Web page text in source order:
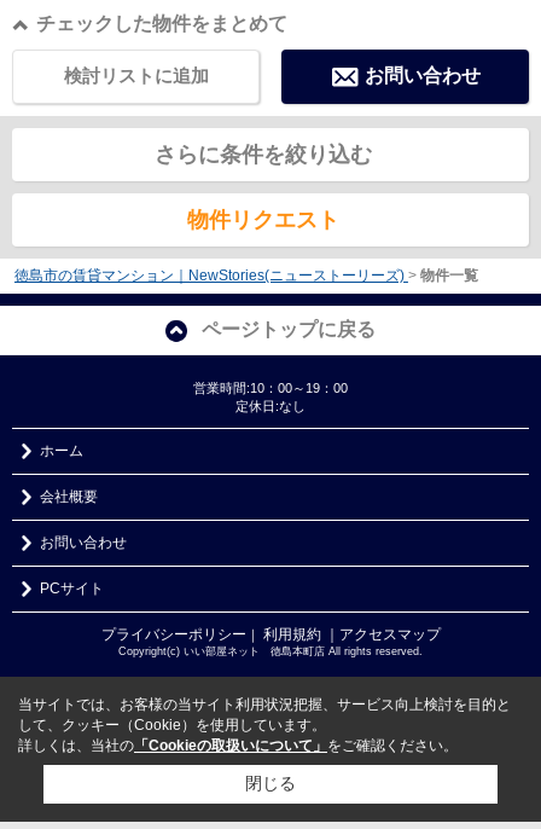
チェックした物件をまとめて
お問い合わせ
検討リストに追加
さらに条件を絞り込む
物件リクエスト
徳島市の賃貸マンション｜NewStories(ニューストーリーズ) > 物件一覧
ページトップに戻る
営業時間:10：00～19：00
定休日:なし
ホーム
会社概要
お問い合わせ
PCサイト
プライバシーポリシー ｜ 利用規約 ｜アクセスマップ
Copyright(c) いい部屋ネット 徳島本町店 All rights reserved.
当サイトでは、お客様の当サイト利用状況把握、サービス向上検討を目的と
して、クッキー（Cookie）を使用しています。
詳しくは、当社の 「Cookieの取扱いについて」 をご確認ください。
閉じる